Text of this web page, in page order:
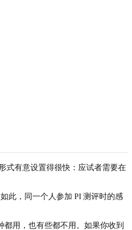
式有意设置得很快：应试者需要在
此，同一个人参加 PI 测评时的感
都用，也有些都不用。如果你收到